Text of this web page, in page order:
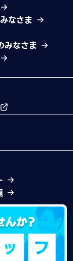
なさま
みなさま